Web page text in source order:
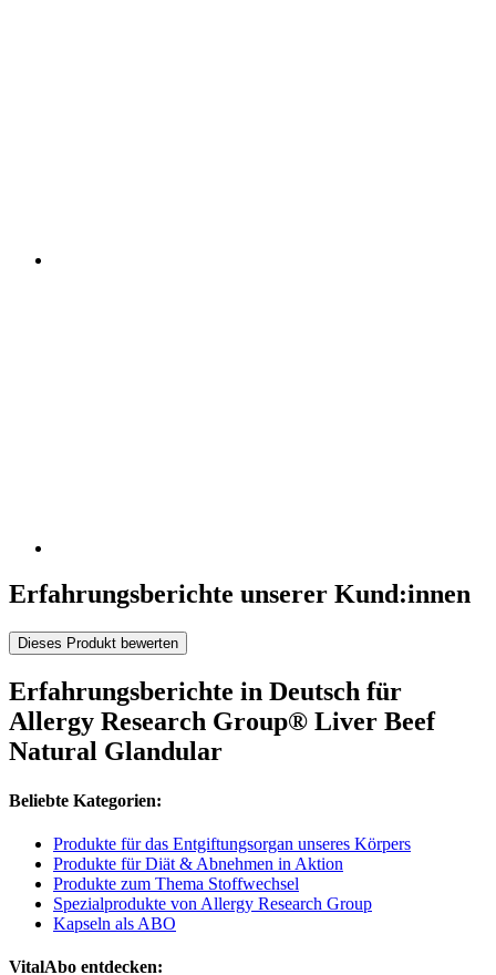
Erfahrungsberichte unserer Kund:innen
Dieses Produkt bewerten
Erfahrungsberichte in Deutsch für
Allergy Research Group® Liver Beef
Natural Glandular
Beliebte Kategorien:
Produkte für das Entgiftungsorgan unseres Körpers
Produkte für Diät & Abnehmen in Aktion
Produkte zum Thema Stoffwechsel
Spezialprodukte von Allergy Research Group
Kapseln als ABO
VitalAbo entdecken: